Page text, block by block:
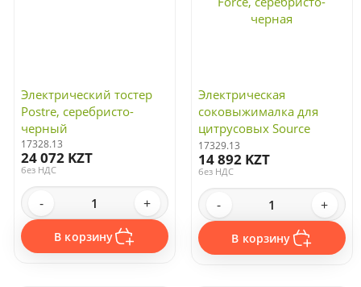
Электрический тостер
Postre, серебристо-
черный
17328.13
24 072 KZT
без НДС
- +
В корзину
Электрическая
соковыжималка для
цитрусовых Source
Force, серебристо-
черная
17329.13
14 892 KZT
без НДС
- +
В корзину